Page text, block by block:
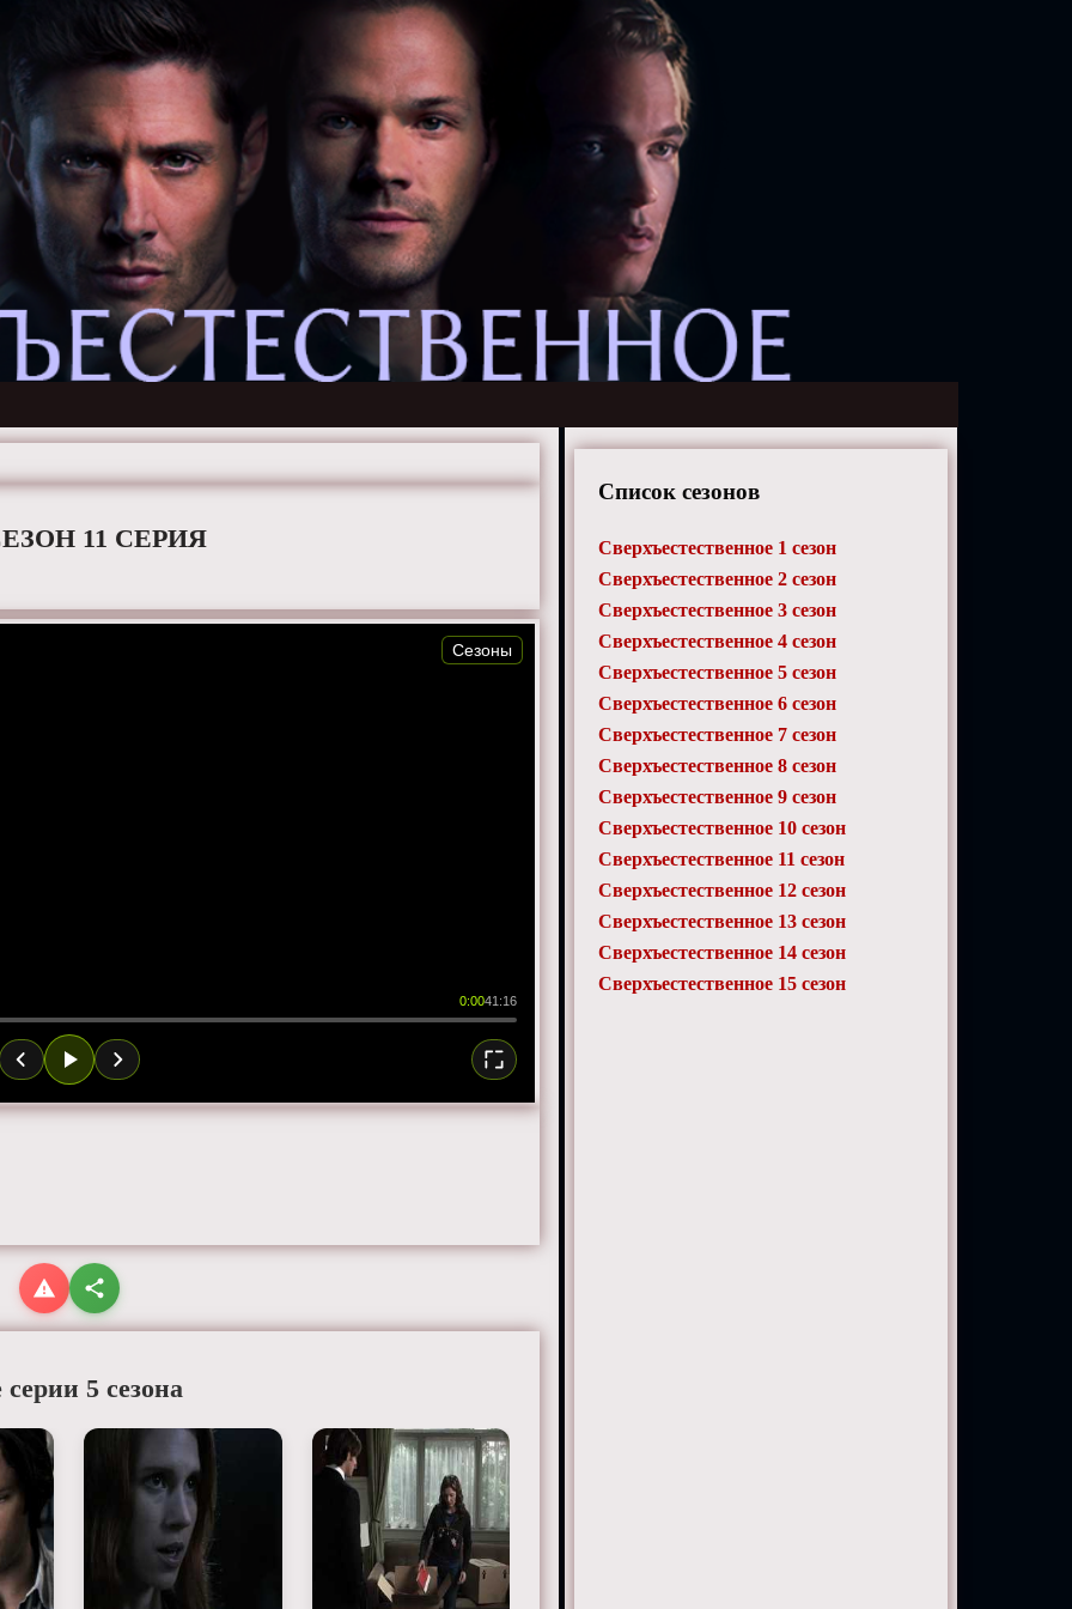
11 СЕРИЯ
0:0041:16
Сезоны
серии 5 сезона
Список сезонов
Сверхъестественное 1 сезон
Сверхъестественное 2 сезон
Сверхъестественное 3 сезон
Сверхъестественное 4 сезон
Сверхъестественное 5 сезон
Сверхъестественное 6 сезон
Сверхъестественное 7 сезон
Сверхъестественное 8 сезон
Сверхъестественное 9 сезон
Сверхъестественное 10 сезон
Сверхъестественное 11 сезон
Сверхъестественное 12 сезон
Сверхъестественное 13 сезон
Сверхъестественное 14 сезон
Сверхъестественное 15 сезон